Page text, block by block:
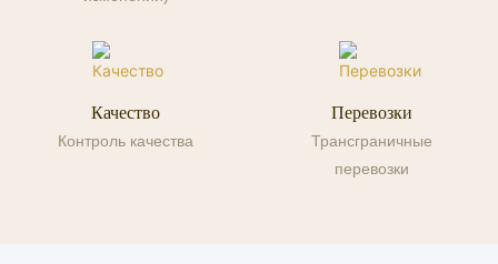
Качество
Контроль качества
Перевозки
Трансграничные
перевозки